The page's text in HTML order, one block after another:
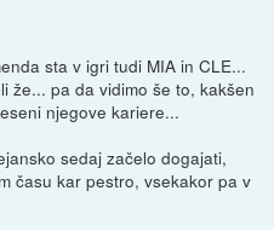
sta v igri tudi MIA in CLE...
že... pa da vidimo še to, kakšen
njegove kariere...
sedaj začelo dogajati,
času kar pestro, vsekakor pa v